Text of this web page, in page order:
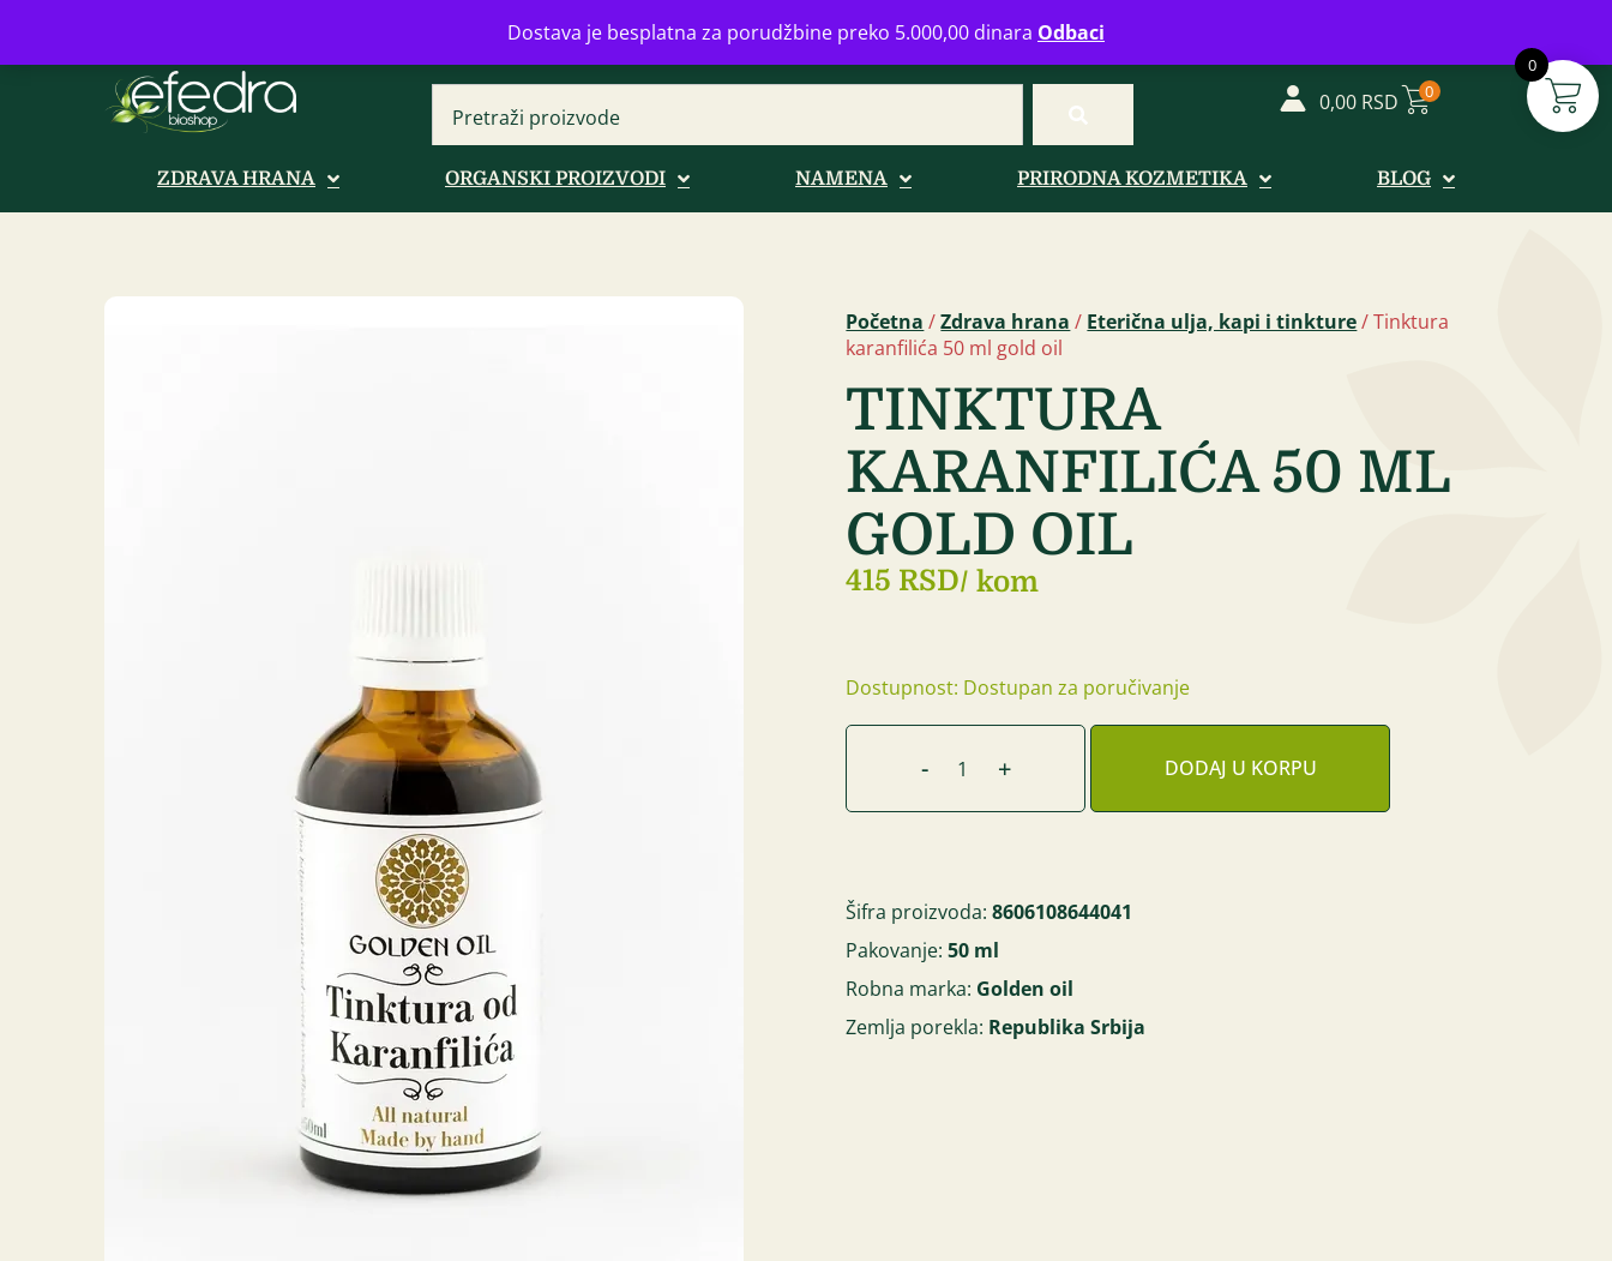
Dostava je besplatna za porudžbine preko 5.000,00 dinara Odbaci
0
Bulevar Mihajla Pupina 16b, Novi Beograd info@zdravahranaonline.rs+381 (0)11 770 39 61Radno vreme: Ponedeljak - Petak od 08-20h
0,00 RSD 0
ZDRAVA HRANA ORGANSKI PROIZVODI NAMENA PRIRODNA KOZMETIKA BLOG
Početna /Zdrava hrana / Eterična ulja, kapi i tinkture/ Tinktura
karanfilića 50 ml gold oil
TINKTURA
KARANFILIĆA 50 ML
GOLD OIL
415 RSD/ kom
Dostupnost: Dostupan za poručivanje
- + DODAJ U KORPU
Šifra proizvoda:8606108644041
Pakovanje:50 ml
Robna marka: Golden oil
Zemlja porekla: Republika Srbija